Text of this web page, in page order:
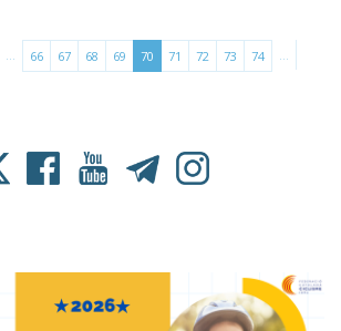
66 67 68 69 70 71 72 73 74